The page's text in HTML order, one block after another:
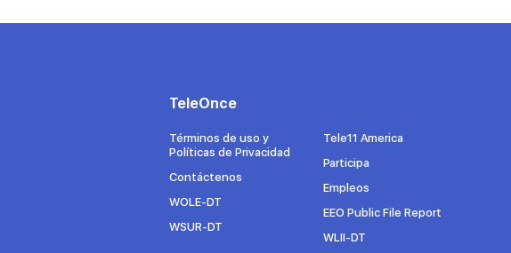
TeleOnce
Términos de uso y
Políticas de Privacidad
Contáctenos
WOLE-DT
WSUR-DT
Tele11 America
Participa
Empleos
EEO Public File Report
WLII-DT